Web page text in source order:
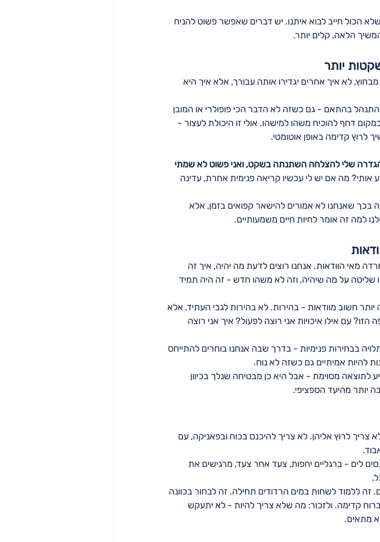
הכול חייב לבוא איתנו. יש דברים שאפשר פשוט להניח
הלאה, קלים יותר.
יותר
לא איך אחרים יגדירו אותה עבורך, אלא איך היא
בהתאם - גם כשזה לא הדבר הכי פופולרי או המובן
דחף להוכיח משהו למישהו. אולי זו היכולת לעצור -
לרוץ קדימה באופן אוטומטי.
שלי להצלחה השתנתה בשקט, ואני פשוט לא שמתי
מה אם יש לי עכשיו קריאה פנימית אחרת, עדינה
בכך שאנחנו לא אמורים להישאר קפואים בזמן, אלא
למה זה אומר לחיות חיים משמעותיים.
מאי הוודאות. אנחנו רוצים לדעת מה יהיה, איך זה
שליטה על מה שיהיה, וזה לא משהו חדש - זה היה תמיד
חשוב מוודאות - בהירות. לא בהירות לגבי העתיד, אלא
עם אילו איכויות אני רוצה לפעול? איך אני רוצה
בבחירות פנימיות - בדרך שבה אנחנו בוחרים להתייחס
להיות אמיתיים גם כשזה לא נוח.
לתוצאה מסוימת - אבל היא כן מבטיחה שנלך בכיוון
יותר מהיעד הספציפי.
לרוץ אליהן. לא צריך להיכנס בכוח ובפאניקה, עם
לים - ברגליים יחפות, צעד אחר צעד, מרגישים את
זה ללמוד לשחות במים הרדודים תחילה. זה לבחור בכוונה
קדימה. ולזכור: מה שלא צריך להיות - לא יתעקש
מתאים.